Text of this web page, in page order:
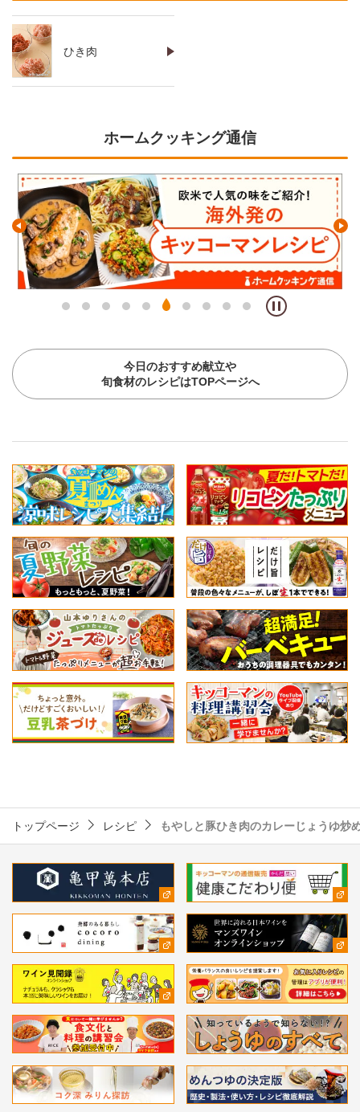
ひき肉
ホームクッキング通信
今日のおすすめ献立や
旬食材のレシピはTOPページへ
トップページ レシピ もやしと豚ひき肉のカレーじょうゆ炒